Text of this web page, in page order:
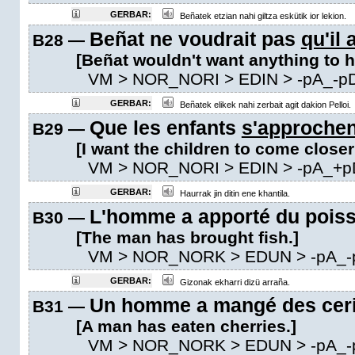
GERBAR: Beñatek etzian nahi giltza eskütik ior lekion.
B28 — Beñat ne voudrait pas qu'il
[Beñat wouldn't want anything to
VM > NOR_NORI > EDIN > -pA_-
GERBAR: Beñatek elikek nahi zerbait agit dakion Pelloi.
B29 — Que les enfants
[I want the children to come
VM > NOR_NORI > EDIN > -
GERBAR: Haurrak jin ditin ene khantila.
B30 — L'homme a apporté du
[The man has brought fish.]
VM > NOR_NORK > EDUN > -
GERBAR: Gizonak ekharri dizü arraña.
B31 — Un homme a mangé des
[A man has eaten cherries.]
VM > NOR_NORK > EDUN > -